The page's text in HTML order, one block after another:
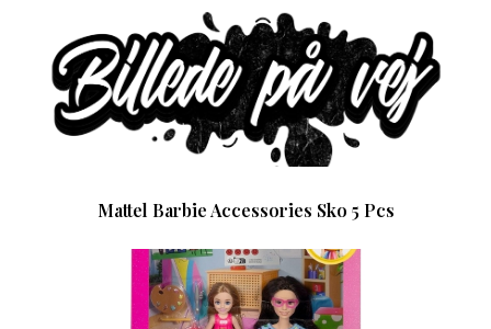
Mattel Barbie Accessories Sko 5 Pcs